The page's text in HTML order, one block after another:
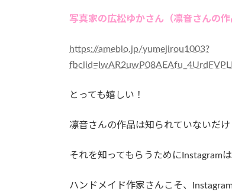
写真家の広松ゆかさん（凛音さんの
https://ameblo.jp/yumejirou1003?
とっても嬉しい！
凛音さんの作品は知られていないだけ
それを知ってもらうためにInstagram
ハンドメイド作家さんこそ、